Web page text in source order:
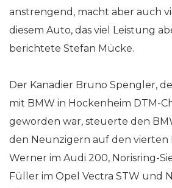
anstrengend, macht aber auch
diesem Auto, das viel Leistung
berichtete Stefan Mücke.
Der Kanadier Bruno Spengler,
mit BMW in Hockenheim DTM-
geworden war, steuerte den
den Neunzigern auf den vierten
Werner im Audi 200, Norisring-
Füller im Opel Vectra STW und